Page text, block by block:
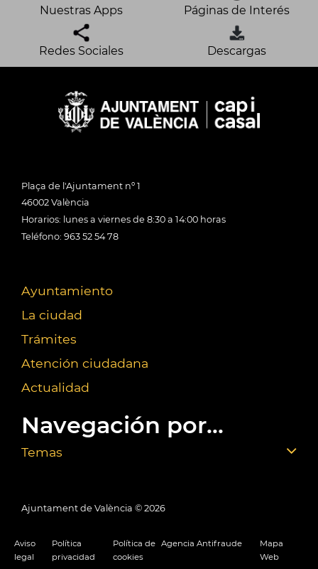
Nuestras Apps Páginas de Interés
Redes Sociales Descargas
Plaça de l'Ajuntament nº 1
46002 València
Horarios: lunes a viernes de 8:30 a 14:00 horas
Teléfono: 963 52 54 78
Ayuntamiento
La ciudad
Trámites
Atención ciudadana
Actualidad
Navegación por...
Temas
Ajuntament de València © 2026
Aviso
legal
Política
privacidad
Política de
cookies
Agencia Antifraude
Mapa
Web